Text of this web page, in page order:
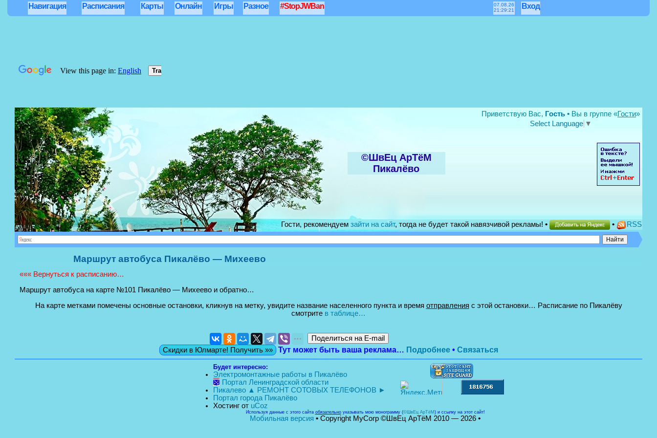
Приветствую Вас, Гость • Вы в группе «Гости»
©ШвЕц АрTёМ
Пикалёво
Select Language ▼
Гости, рекомендуем зайти на сайт, тогда не будет такой навязчивой рекламы! • • RSS
Маршрут автобуса Пикалёво — Михеево
««« Вернуться к расписанию…
Маршрут автобуса на карте №101 Пикалёво — Михеево и обратно…
На карте метками помечены основные остановки, кликнув на метку, увидите название населенного пункта и время отправления с этой остановки… Расписание по Пикалёву
смотрите в таблице…
Скидки в Юлмарте! Получить »» Тут может быть ваша реклама… Подробнее• Связаться
Будет интересно:
Электромонтажные работы в Пикалёво
Портал Ленинградской области
Пикалево ▲ РЕМОНТ СОТОВЫХ ТЕЛЕФОНОВ ►
Портал города Пикалёво
Хостинг от uCoz
Используя данные с этого сайта обязательноуказывать мою монограмму (©ШвЕц АрТёМ ) и ссылку на этот сайт!
Мобильная версия • Copyright MyCorp ©ШвЕц АрТёМ 2010 — 2026 •
Навигация Расписания Карты Онлайн Игры Разное #StopJWBan
07.08.26
21:29:21
Вход